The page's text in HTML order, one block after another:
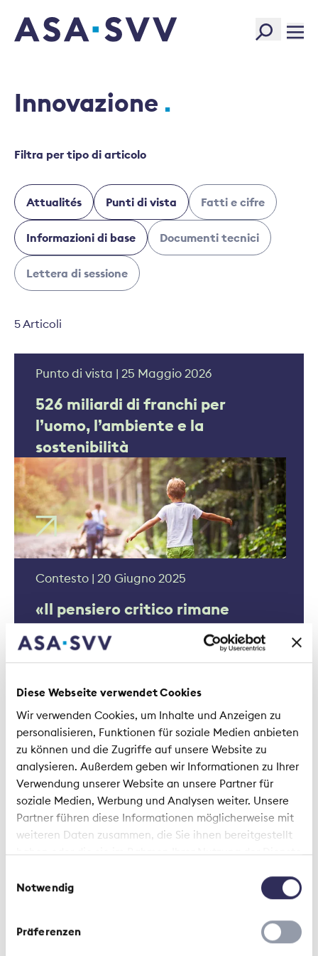
Diese Webseite verwendet Cookies
Wir verwenden Cookies, um Inhalte und Anzeigen zu
personalisieren, Funktionen für soziale Medien anbieten
zu können und die Zugriffe auf unsere Website zu
analysieren. Außerdem geben wir Informationen zu Ihrer
Verwendung unserer Website an unsere Partner für
soziale Medien, Werbung und Analysen weiter. Unsere
Partner führen diese Informationen möglicherweise mit
weiteren Daten zusammen, die Sie ihnen bereitgestellt
haben oder die sie im Rahmen Ihrer Nutzung der Dienste
Notwendig
Präferenzen
SVV Logo
Innovazione
Filtra per tipo di articolo
Attualités Punti di vista Fatti e cifre
Informazioni di base Documenti tecnici
Lettera di sessione
5 Articoli
Punto di vista | 25 Maggio 2026
526 miliardi di franchi per
l’uomo, l’ambiente e la
sostenibilità
Contesto | 20 Giugno 2025
«Il pensiero critico rimane
indispensabile»
Contesto | 20 Giugno 2025
Ben più di un «complemento». La
spinta innovativa delle
assicurazioni Complementari